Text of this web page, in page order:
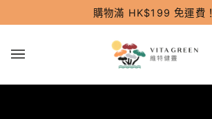
過
購物滿 HK$199 免運費！